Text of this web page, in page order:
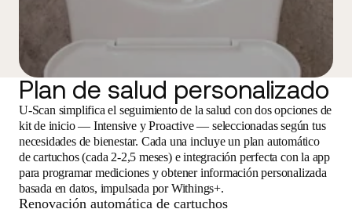
Plan de salud personalizado
U-Scan simplifica el seguimiento de la salud con dos opciones de
kit de inicio — Intensive y Proactive — seleccionadas según tus
necesidades de bienestar. Cada una incluye un plan automático
de cartuchos (cada 2-2,5 meses) e integración perfecta con la app
para programar mediciones y obtener información personalizada
basada en datos, impulsada por Withings+.
Renovación automática de cartuchos